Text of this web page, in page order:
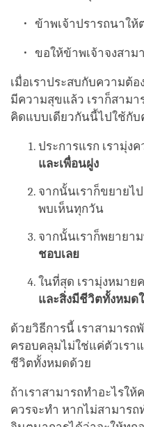
ข้าพเจ้าปรารถนาให้
ขอให้ข้าพเจ้าจงสา
เมื่อเราประสบกับความต้อ
มีความสุขแล้ว เราก็สาม
คิดแบบเดียวกันนี้ไปใช้กั
ประการแรก เรามุ่ง
และเพื่อนฝูง
จากนั้นเราก็ขยายไ
พบเห็นทุกวัน
จากนั้นเราก็พยายา
ชอบเลย
ในที่สุด เรามุ่งหมาย
และสิ่งมีชีวิตทั้งหมด
ด้วยวิธีการนี้ เราสามารถ
ครอบคลุมไม่ใช่แค่ตัวเรา
ชีวิตทั้งหมดด้วย
ถ้าเราสามารถทำอะไรใ
ควรจะทำ หากไม่สามารถ